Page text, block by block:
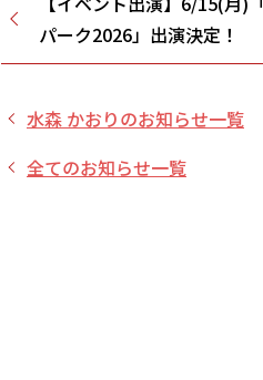
パーク2026」出演決定！
水森 かおりのお知らせ一覧
全てのお知らせ一覧